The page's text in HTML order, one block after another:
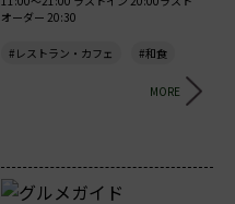
オーダー 20:30
#レストラン・カフェ #和食
MORE